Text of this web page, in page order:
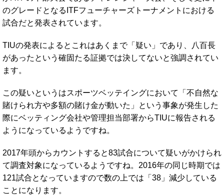
のグレードとなるITFフューチャーズトーナメントにおける
試合だと発表されています。
TIUの発表によるとこれはあくまで「疑い」であり、八百長
があったという確固たる証拠では決してないと強調されてい
ます。
この疑いというはスポーツベッテイングにおいて「不自然な
賭けられ方や多額の賭け金が動いた」という事象が発生した
際にベッティング会社や管理担当部署からTIUに報告される
ようになっているようですね。
2017年頭からカウントすると83試合について疑いがかけられ
て調査対象になっているようですね。2016年の同じ時期では
121試合となっていますので数の上では「38」減少している
ことになります。